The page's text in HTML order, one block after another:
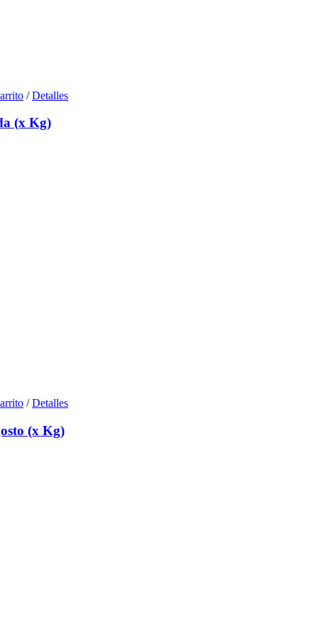
/ Detalles
(x Kg)
/ Detalles
(x Kg)